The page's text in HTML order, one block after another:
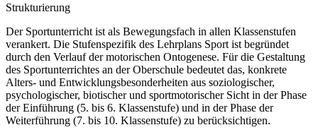
Strukturierung
Der Sportunterricht ist als Bewegungsfach in allen Klassenstufen
verankert. Die Stufenspezifik des Lehrplans Sport ist begründet
durch den Verlauf der motorischen Ontogenese. Für die Gestaltung
des Sportunterrichtes an der Oberschule bedeutet das, konkrete
Alters- und Entwicklungsbesonderheiten aus soziologischer,
psychologischer, biotischer und sportmotorischer Sicht in der Phase
der Einführung (5. bis 6. Klassenstufe) und in der Phase der
Weiterführung (7. bis 10. Klassenstufe) zu berücksichtigen.